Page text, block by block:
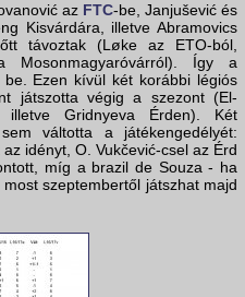
az FTC-be, Janjušević és
Kisvárdára, illetve Abramovics
távoztak (Løke az ETO-ból,
Mosonmagyaróvárról). Így a
Ezen kívül két korábbi légiós
játszotta végig a szezont (El-
Gridnyeva Érden). Két
váltotta a játékengedélyét:
idényt, O. Vukčević-csel az Érd
míg a brazil de Souza - ha
szeptembertől játszhat majd